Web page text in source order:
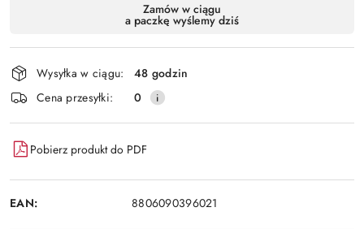
Wyślij
dostawa
Zamów w ciągu
a paczkę wyślemy dziś
Wysyłka w ciągu:
48 godzin
Cena przesyłki:
0
Pobierz produkt do PDF
EAN: 8806090396021